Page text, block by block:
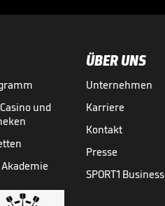
und
Akademie
ÜBER UNS
Unternehmen
Karriere
Kontakt
Presse
SPORT1 Business